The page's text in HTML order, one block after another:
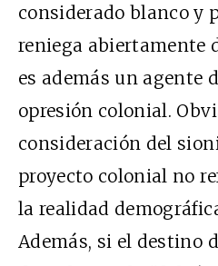
considerado blanco y
reniega abiertamente
es además un agente
opresión colonial.
consideración del
proyecto colonial no
la realidad
Además, si el destino